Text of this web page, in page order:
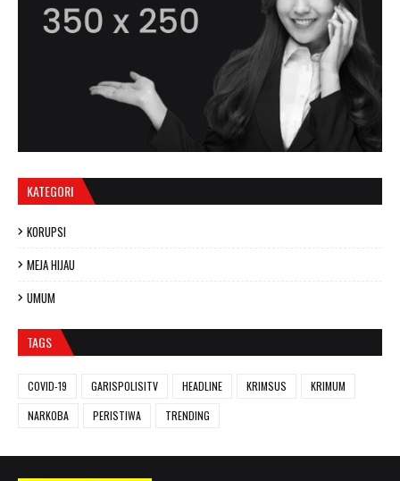
KATEGORI
KORUPSI
MEJA HIJAU
UMUM
TAGS
COVID-19 GARISPOLISITV HEADLINE KRIMSUS
KRIMUM
NARKOBA
PERISTIWA TRENDING